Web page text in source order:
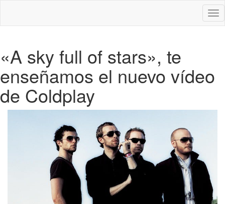
«A sky full of stars», te
enseñamos el nuevo vídeo
de Coldplay